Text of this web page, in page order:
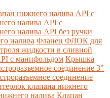
нижнего налива API с
налива API с
налива API без ручки
налива Фланец ФЛОК для
жидкости в сливной
с манифольдом Крышка
соединение 3"
соединение
клапана нижнего
налива Клапан